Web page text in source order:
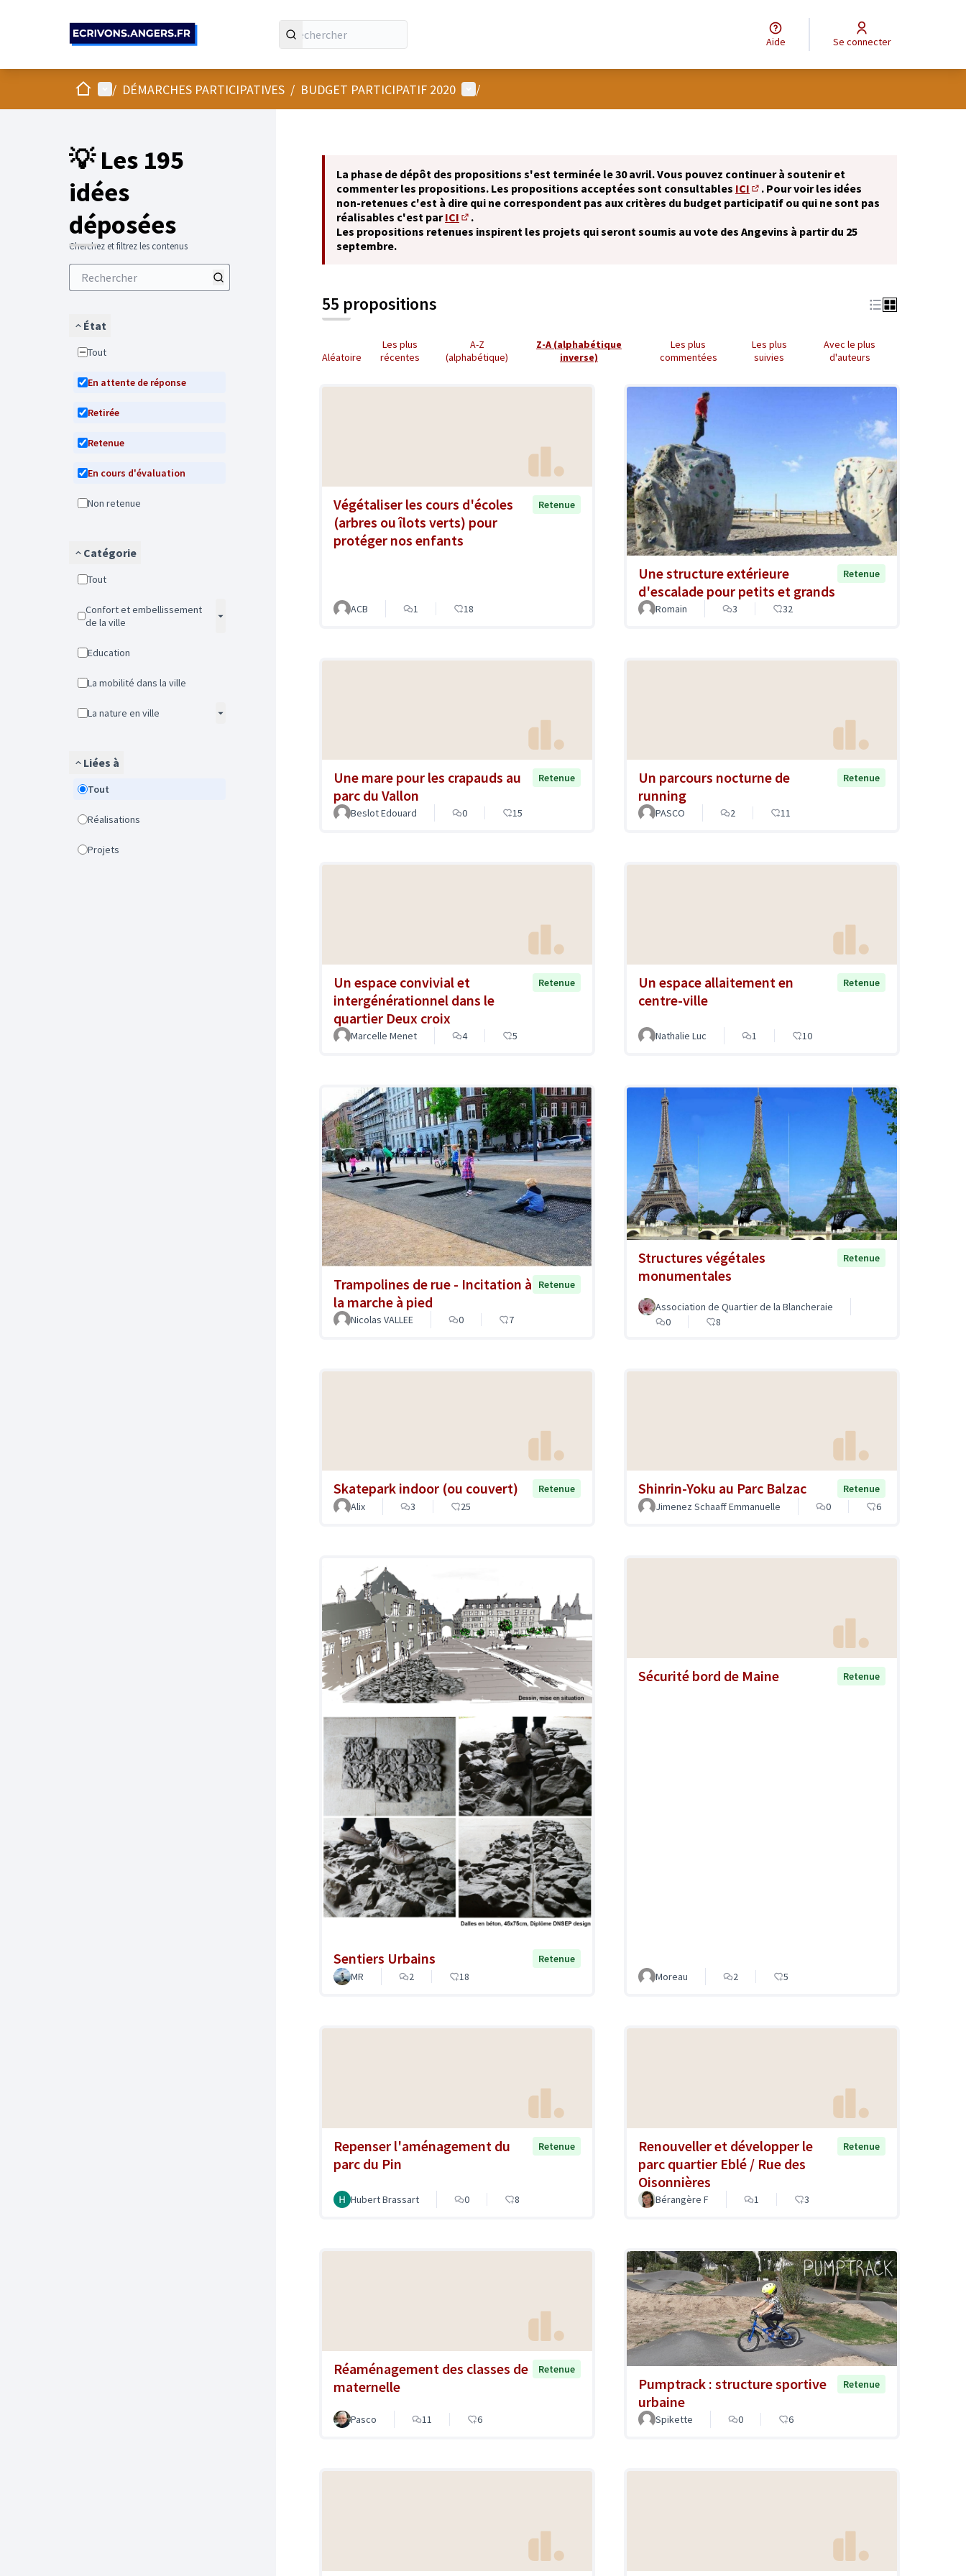
Aide Se connecter
AccueilMenu principal
/ DÉMARCHES PARTICIPATIVES / BUDGET PARTICIPATIF 2020 Menu utilisateur
/
💡 Les 195
idées
déposées
Cherchez et filtrez les contenus
État
Tout
En attente de réponse
Retirée
Retenue
En cours d'évaluation
Non retenue
Catégorie
Tout
Confort et embellissement
de la ville
Education
La mobilité dans la ville
La nature en ville
Liées à
Tout
Réalisations
Projets
La phase de dépôt des propositions s'est terminée le 30 avril. Vous pouvez continuer à soutenir et
commenter les propositions. Les propositions acceptées sont consultables ICI
(S'ouvre dans un nouvel onglet)
. Pour voir les idées
non-retenues c'est à dire qui ne correspondent pas aux critères du budget participatif ou qui ne sont pas
réalisables c'est parICI
(S'ouvre dans un nouvel onglet)
.
Les propositions retenues inspirent les projets qui seront soumis au vote des Angevins à partir du 25
septembre.
55 propositions
Aléatoire
Les plus
récentes
A-Z
(alphabétique)
Z-A (alphabétique
inverse)
Les plus
commentées
Les plus
suivies
Avec le plus
d'auteurs
Végétaliser les cours d'écoles
(arbres ou îlots verts) pour
protéger nos enfants
Retenue
ACB 1 18
Une structure extérieure
d'escalade pour petits et grands
Retenue
Romain 3 32
Une mare pour les crapauds au
parc du Vallon
Retenue
Beslot Edouard 0 15
Un parcours nocturne de
running
Retenue
PASCO 2 11
Un espace convivial et
intergénérationnel dans le
quartier Deux croix
Retenue
Marcelle Menet 4 5
Un espace allaitement en
centre-ville
Retenue
Nathalie Luc 1 10
Trampolines de rue - Incitation à
la marche à pied
Retenue
Nicolas VALLEE 0 7
Structures végétales
monumentales
Retenue
Association de Quartier de la Blancheraie
0
8
Skatepark indoor (ou couvert)
Retenue
Alix
3 25
Shinrin-Yoku au Parc Balzac
Retenue
Jimenez Schaaff Emmanuelle
0 6
Sentiers Urbains
Retenue
MR
2 18
Sécurité bord de Maine Retenue
Moreau 2 5
Repenser l'aménagement du
parc du Pin
Retenue
Hubert Brassart 0 8
Renouveller et développer le
parc quartier Eblé / Rue des
Oisonnières
Retenue
Bérangère F 1 3
Réaménagement des classes de
maternelle
Retenue
Pasco 11 6
Pumptrack : structure sportive
urbaine
Retenue
Spikette 0 6